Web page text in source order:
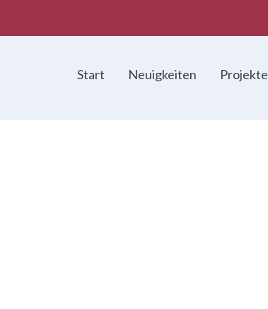
Start Neuigkeiten Projekte